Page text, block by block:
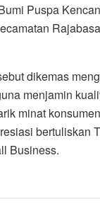
Puspa
dikemas
menjamin
minat
bertuliskan
Business.